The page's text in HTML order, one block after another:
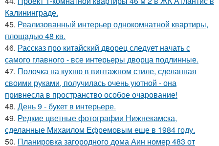
Калининграде.
45. Реализованный интерьер однокомнатной квартиры,
площадью 48 кв.
46. Рассказ про китайский дворец следует начать с
самого главного - все интерьеры дворца подлинные.
47. Полочка на кухню в винтажном стиле, сделанная
своими руками, получилась очень уютной - она
привнесла в пространство особое очарование!
48. День 9 - букет в интерьере.
49. Редкие цветные фотографии Нижнекамска,
сделанные Михаилом Ефремовым еще в 1984 году.
50. Планировка загородного дома Аин номер 483 от